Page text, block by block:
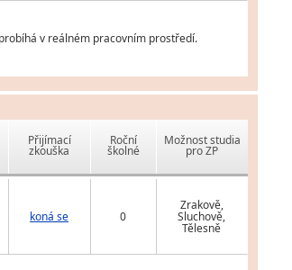
v reálném pracovním prostředí.
Přijímací
zkouška
Roční
školné
Možnost studia
pro ZP
koná se 0
Zrakově,
Sluchově,
Tělesně